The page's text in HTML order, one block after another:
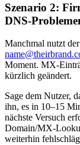
Szenario 2:
Manchmal nutzt
Moment.
kürzlich geändert.
Sage dem Nutzer,
ihn, es in 10–15
nächste Versuch
Domain/
weiterhin